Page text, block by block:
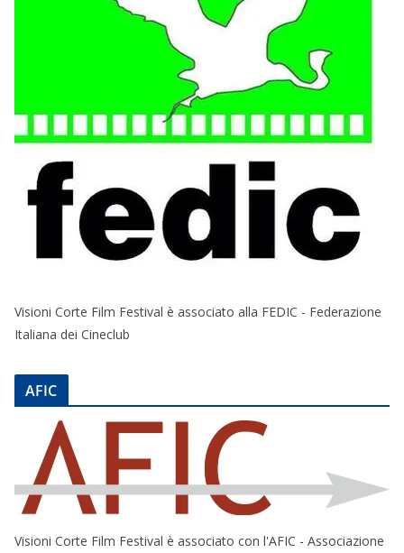
Visioni Corte Film Festival è associato alla FEDIC - Federazione
Italiana dei Cineclub
AFIC
Visioni Corte Film Festival è associato con l'AFIC - Associazione